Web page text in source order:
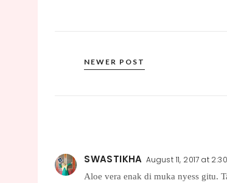
NEWER POST
SWASTIKHA August 11, 2017 at
Aloe vera enak di muka nyess gitu.